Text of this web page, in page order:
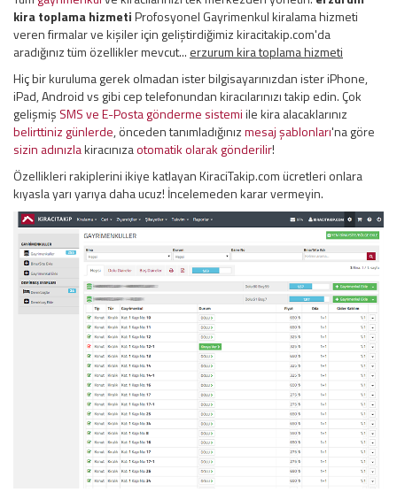
kira toplama hizmetiProfosyonel Gayrimenkul kiralama hizmeti
veren firmalar ve kişiler için geliştirdiğimiz kiracitakip.com'da
aradığınız tüm özellikler mevcut... erzurum kira toplama hizmeti
Hiç bir kuruluma gerek olmadan ister bilgisayarınızdan ister iPhone,
iPad, Android vs gibi cep telefonundan kiracılarınızı takip edin. Çok
gelişmiş SMS ve E-Posta gönderme sistemiile kira alacaklarınız
belirttiniz günlerde, önceden tanımladığınızmesaj şablonları'na göre
sizin adınızlakiracınızaotomatik olarak gönderilir!
Özellikleri rakiplerini ikiye katlayan KiraciTakip.com ücretleri onlara
kıyasla yarı yarıya daha ucuz! İncelemeden karar vermeyin.